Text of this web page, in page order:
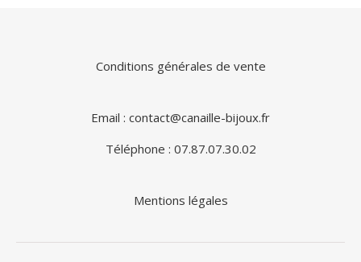
Conditions générales de vente
Email : contact@canaille-bijoux.fr
Téléphone : 07.87.07.30.02
Mentions légales